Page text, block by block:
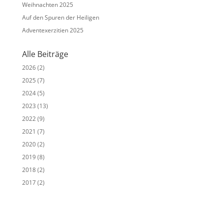
t
i
v
Weihnachten 2025
Auf den Spuren der Heiligen
Adventexerzitien 2025
Alle Beiträge
2026(2)
2025 (7)
2024(5)
2023 (13)
2022(9)
2021 (7)
2020(2)
2019(8)
2018(2)
2017(2)